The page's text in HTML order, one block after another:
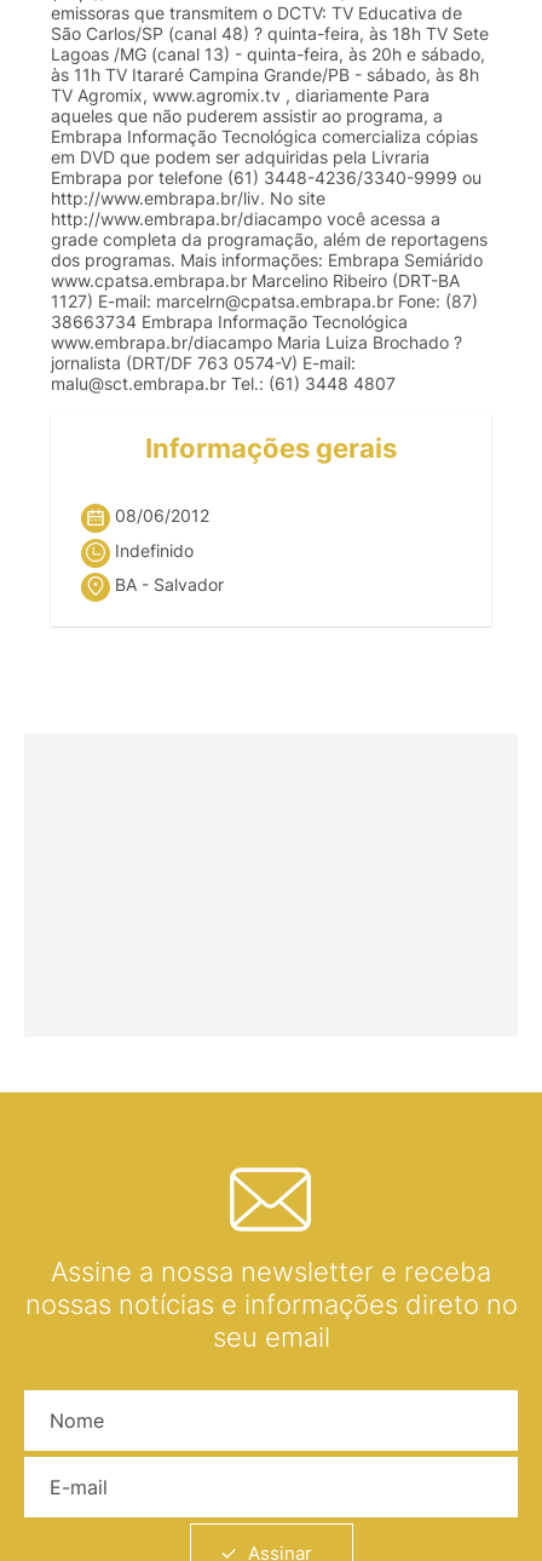
emissoras que transmitem o DCTV: TV Educativa de
São Carlos/SP (canal 48) ? quinta-feira, às 18h TV Sete
Lagoas /MG (canal 13) - quinta-feira, às 20h e sábado,
às 11h TV Itararé Campina Grande/PB - sábado, às 8h
TV Agromix, www.agromix.tv , diariamente Para
aqueles que não puderem assistir ao programa, a
Embrapa Informação Tecnológica comercializa cópias
em DVD que podem ser adquiridas pela Livraria
Embrapa por telefone (61) 3448-4236/3340-9999 ou
http://www.embrapa.br/liv. No site
http://www.embrapa.br/diacampo você acessa a
grade completa da programação, além de reportagens
dos programas. Mais informações: Embrapa Semiárido
www.cpatsa.embrapa.br Marcelino Ribeiro (DRT-BA
1127) E-mail: marcelrn@cpatsa.embrapa.br Fone: (87)
38663734 Embrapa Informação Tecnológica
www.embrapa.br/diacampo Maria Luiza Brochado ?
jornalista (DRT/DF 763 0574-V) E-mail:
malu@sct.embrapa.br Tel.: (61) 3448 4807
Informações gerais
08/06/2012
Indefinido
BA - Salvador
Assine a nossa newsletter e receba
nossas notícias e informações direto no
seu email
Assinar